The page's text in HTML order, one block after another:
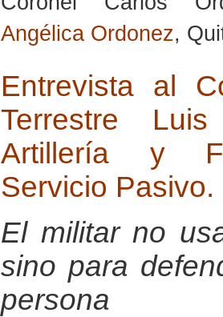
Angélica Ordonez,
Entrevista al
Terrestre
Artillería y
Servicio Pasivo.
El militar no
sino para
persona